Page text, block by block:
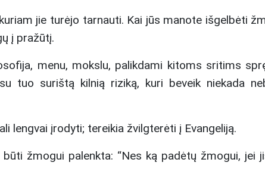
jie turėjo tarnauti. Kai jūs manote išgelbėti
į pražūtį.
menu, mokslu, palikdami kitoms sritims
tuo surištą kilnią riziką, kuri beveik niekada
lengvai įrodyti; tereikia žvilgterėti į Evangeliją.
žmogui palenkta: “Nes ką padėtų žmogui, jei